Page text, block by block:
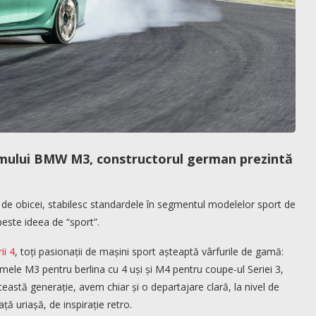
BMW M3, constructorul german prezintă
obicei, stabilesc standardele în segmentul modelelor sport de
ideea de “sport”.
4, toți pasionații de mașini sport așteaptă vârfurile de gamă:
M3 pentru berlina cu 4 uși și M4 pentru coupe-ul Seriei 3,
generație, avem chiar și o departajare clară, la nivel de
uriașă, de inspirație retro.